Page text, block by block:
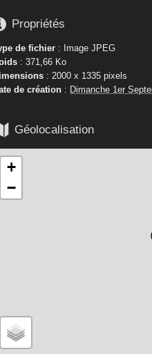
Propriétés
de fichier : Image JPEG
: 371,66 Ko
: 2000 x 1335 pixels
de création : Dimanche 1er
Géolocalisation
+
−